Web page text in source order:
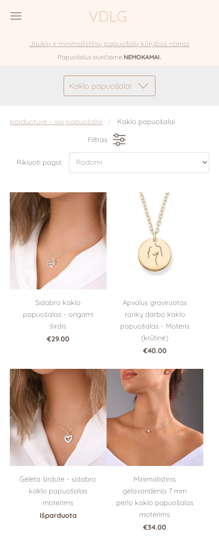
VDLG
Jaukių ir minimalistinių papuošalų kūrybos namai
Papuošalus siunčiame NEMOKAMAI.
Kaklo papuošalai
parduotuvė - visi papuošalai Kaklo papuošalai
Filtras
Rikiuoti pagal
Sidabro kaklo
papuošalas - origami
širdis
€29.00
Apvalus graviruotas
rankų darbo kaklo
papuošalas - Moteris
(krūtinė)
€40.00
Gėlėta širdutė - sidabro
kaklo papuošalas
moterims
Išparduota
Minimalistinis
gėlavandenio 7 mm
perlo kaklo papuošalas
moterims
€34.00